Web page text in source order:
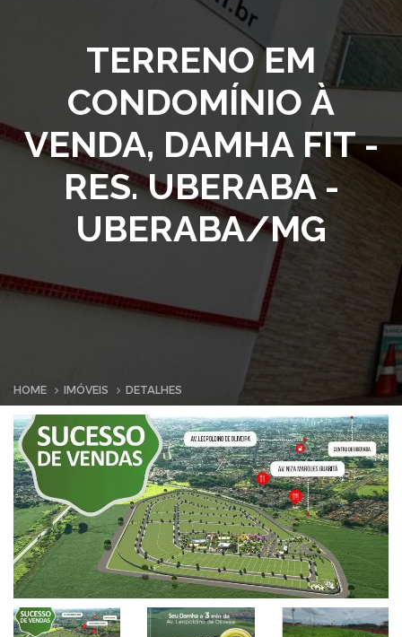
TERRENO EM
CONDOMÍNIO À
VENDA, DAMHA FIT -
RES. UBERABA -
UBERABA/MG
HOME IMÓVEIS DETALHES